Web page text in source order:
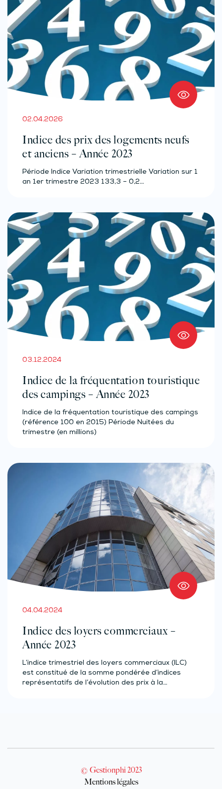
02.04.2026
Indice des prix des logements neufs
et anciens – Année 2023
Période Indice Variation trimestrielle Variation sur 1
an 1er trimestre 2023 133,3 – 0,2…
03.12.2024
Indice de la fréquentation touristique
des campings – Année 2023
Indice de la fréquentation touristique des campings
(référence 100 en 2015) Période Nuitées du
trimestre (en millions)
04.04.2024
Indice des loyers commerciaux –
Année 2023
L’indice trimestriel des loyers commerciaux (ILC)
est constitué de la somme pondérée d’indices
représentatifs de l’évolution des prix à la…
© Gestionphi 2023
Mentions légales